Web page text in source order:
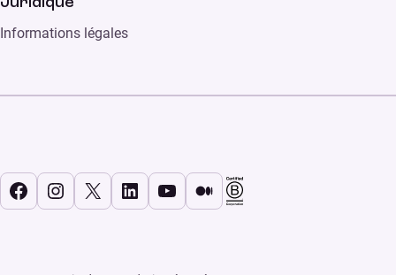
Informations légales
Facebook
Instagram
X LinkedIn
YouTube
Medium